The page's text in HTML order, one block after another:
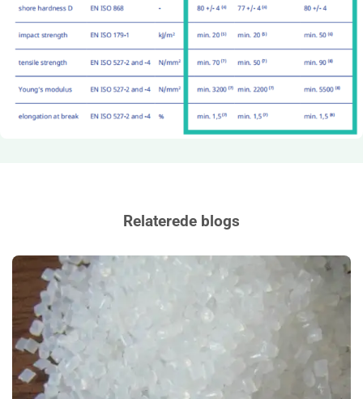
Relaterede blogs